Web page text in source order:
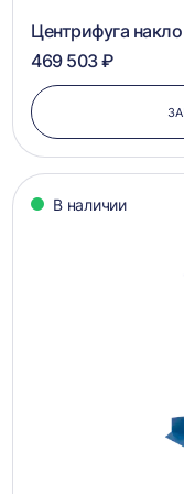
Центрифуга
469 503 ₽
В наличии